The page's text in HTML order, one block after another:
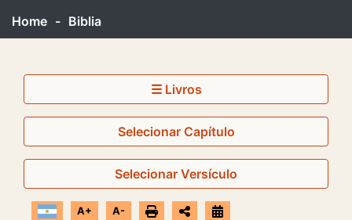
Home - Biblia
☰ Livros
Selecionar Capítulo
Selecionar Versículo
A+ A-